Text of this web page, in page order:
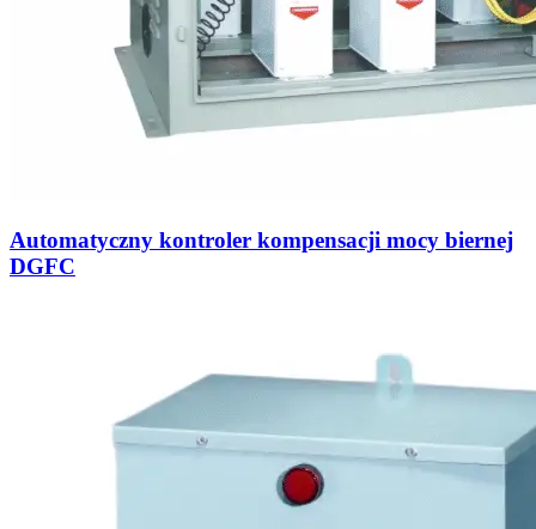
Automatyczny kontroler kompensacji mocy biernej
DGFC